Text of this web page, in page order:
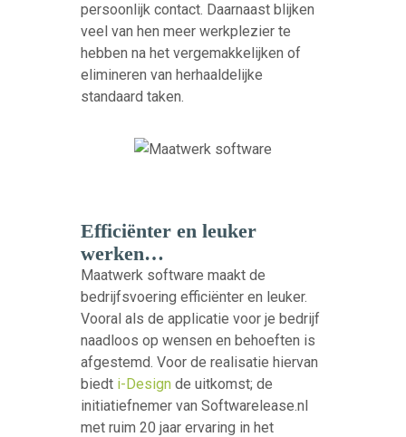
persoonlijk contact. Daarnaast blijken
veel van hen meer werkplezier te
hebben na het vergemakkelijken of
elimineren van herhaaldelijke
standaard taken.
Efficiënter en leuker
werken…
Maatwerk software maakt de
bedrijfsvoering efficiënter en leuker.
Vooral als de applicatie voor je bedrijf
naadloos op wensen en behoeften is
afgestemd. Voor de realisatie hiervan
biedt i-Design de uitkomst; de
initiatiefnemer van Softwarelease.nl
met ruim 20 jaar ervaring in het